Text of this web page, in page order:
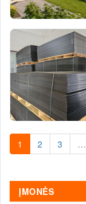
1 2 3 …
ĮMONĖS